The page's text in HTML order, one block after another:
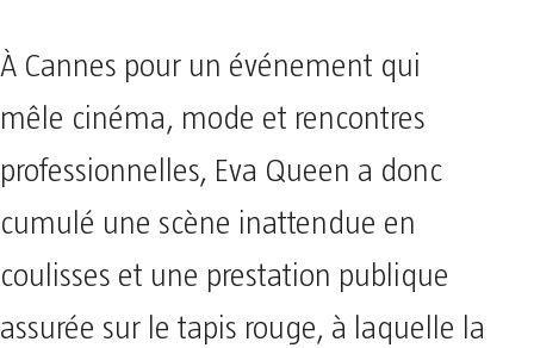
À Cannes pour un événement qui
mêle cinéma, mode et rencontres
professionnelles, Eva Queen a donc
cumulé une scène inattendue en
coulisses et une prestation publique
assurée sur le tapis rouge, à laquelle la